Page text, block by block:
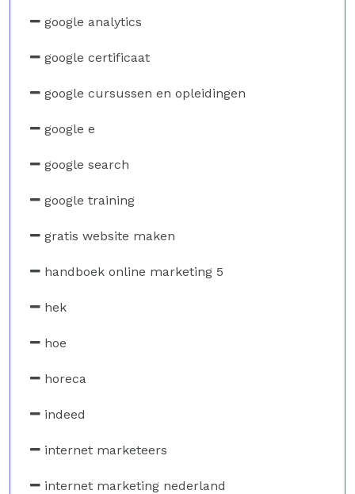
google analytics
google certificaat
google cursussen en opleidingen
google e
google search
google training
gratis website maken
handboek online marketing 5
hek
hoe
horeca
indeed
internet marketeers
internet marketing nederland